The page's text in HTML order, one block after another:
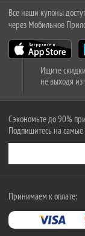
Все наши купоны
через Мобильное
Ищите
не выходя из
Сэкономьте до 90%
Подпишитесь на
Принимаем к оплате: